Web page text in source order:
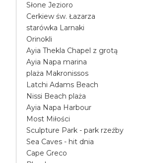
Słone Jezioro
Cerkiew św. Łazarza
starówka Larnaki
Orinokli
Ayia Thekla Chapel z grotą
Ayia Napa marina
plaża Makronissos
Latchi Adams Beach
Nissi Beach plaża
Ayia Napa Harbour
Most Miłości
Sculpture Park - park rzeźby
Sea Caves - hit dnia
Cape Greco